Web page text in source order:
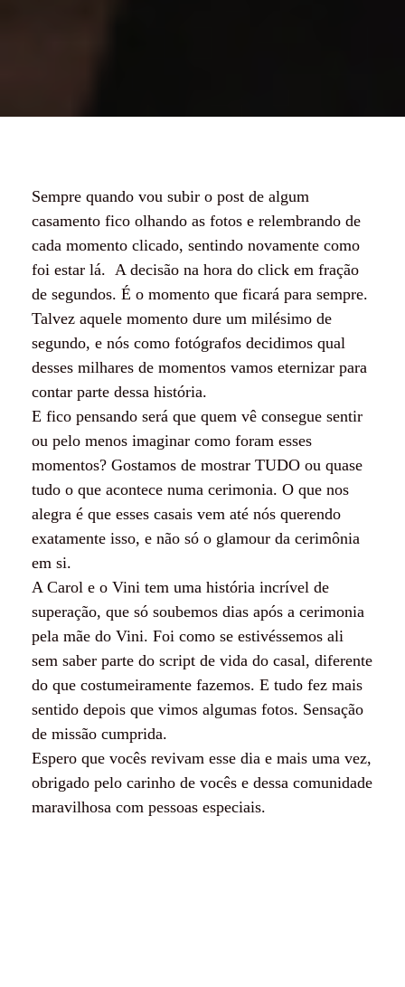
Sempre quando vou subir o post de algum
casamento fico olhando as fotos e relembrando de
cada momento clicado, sentindo novamente como
foi estar lá. A decisão na hora do click em fração
de segundos. É o momento que ficará para sempre.
Talvez aquele momento dure um milésimo de
segundo, e nós como fotógrafos decidimos qual
desses milhares de momentos vamos eternizar para
contar parte dessa história.
E fico pensando será que quem vê consegue sentir
ou pelo menos imaginar como foram esses
momentos? Gostamos de mostrar TUDO ou quase
tudo o que acontece numa cerimonia. O que nos
alegra é que esses casais vem até nós querendo
exatamente isso, e não só o glamour da cerimônia
em si.
A Carol e o Vini tem uma história incrível de
superação, que só soubemos dias após a cerimonia
pela mãe do Vini. Foi como se estivéssemos ali
sem saber parte do script de vida do casal, diferente
do que costumeiramente fazemos. E tudo fez mais
sentido depois que vimos algumas fotos. Sensação
de missão cumprida.
Espero que vocês revivam esse dia e mais uma vez,
obrigado pelo carinho de vocês e dessa comunidade
maravilhosa com pessoas especiais.